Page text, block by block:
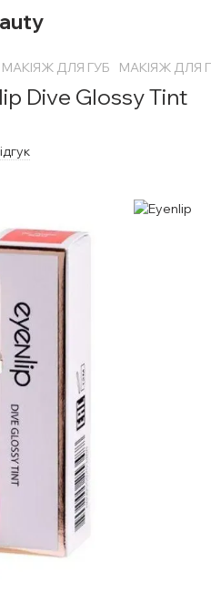
МАКІЯЖ ДЛЯ ГУБ МАКІЯЖ ДЛЯ
Dive Glossy Tint